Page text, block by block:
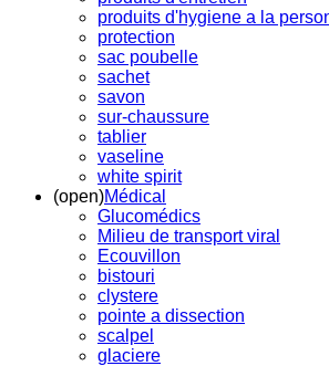
produits d'hygiene a la
protection
sac poubelle
sachet
savon
sur-chaussure
tablier
vaseline
white spirit
(open)Médical
Glucomédics
Milieu de transport viral
Ecouvillon
bistouri
clystere
pointe a dissection
scalpel
glaciere